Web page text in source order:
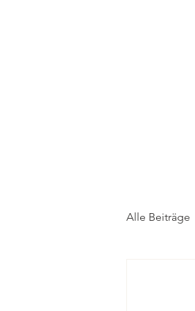
Alle Beiträge